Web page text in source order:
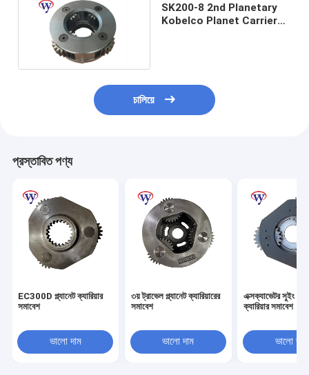
SK200-8 2nd Planetary
Kobelco Planet Carrier
চালিয়ে
প্রস্তাবিত পণ্য
EC300D প্ল্যানেট ক্যারিয়ার
সমাবেশ
ভালো দাম
৩য় ট্রাভেল প্ল্যানেট ক্যারিয়ারের
সমাবেশ
ভালো দাম
এক্সক্যাভেটর সুইং
ক্যারিয়ার সমাবেশ
ভালো দাম